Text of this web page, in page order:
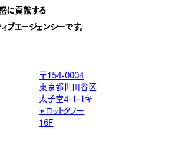
に貢献する
ブエージェンシーです。
〒154-0004
東京都世田谷区
太子堂4-1-1キ
ャロットタワー
16F